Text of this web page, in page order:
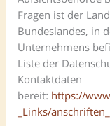
Fragen ist der
Bundeslandes, in
Unternehmens
Liste der
Kontaktdaten
bereit: https://
_Links/